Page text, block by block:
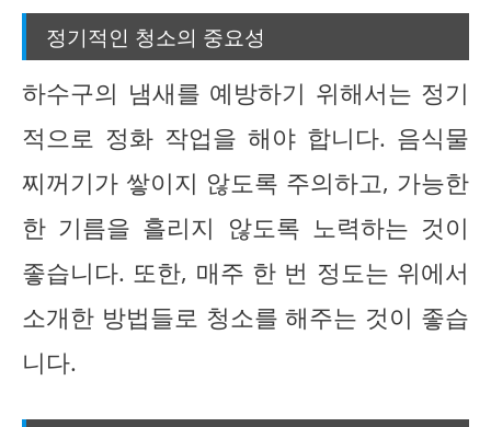
정기적인 청소의 중요성
하수구의 냄새를 예방하기 위해서는 정기
적으로 정화 작업을 해야 합니다. 음식물
찌꺼기가 쌓이지 않도록 주의하고, 가능한
한 기름을 흘리지 않도록 노력하는 것이
좋습니다. 또한, 매주 한 번 정도는 위에서
소개한 방법들로 청소를 해주는 것이 좋습
니다.